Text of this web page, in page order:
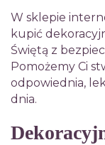
W sklepie
kupić
Świętą z
Pomożemy Ci
odpowiednia,
dnia.